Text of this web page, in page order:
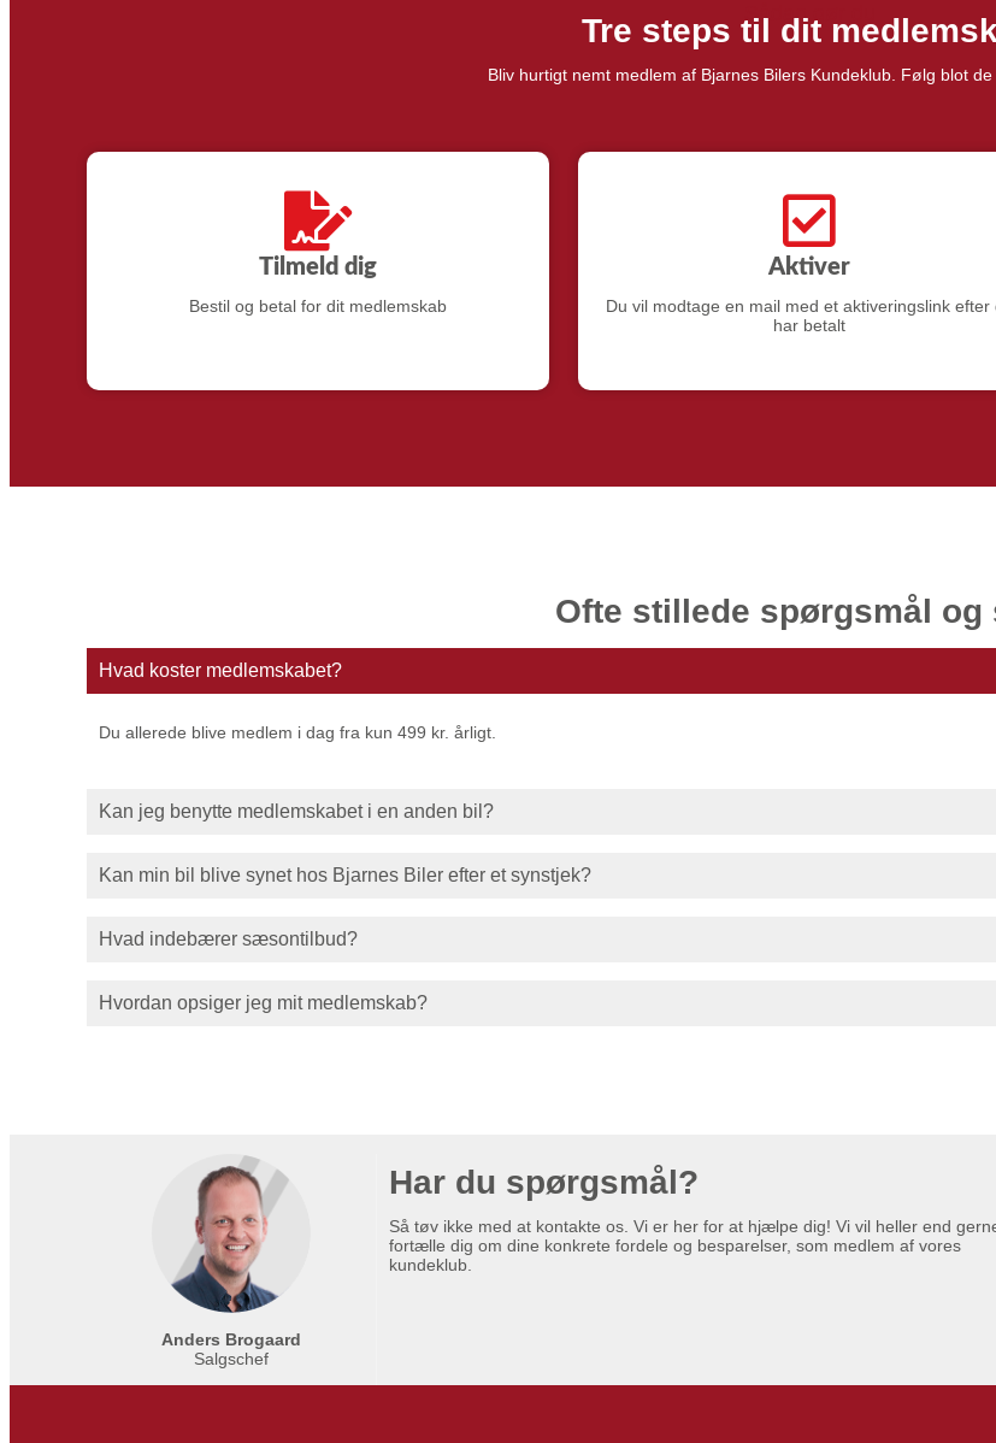
Sådan gør du
Tre steps til dit
Bliv hurtigt nemt medlem af Bjarnes Bilers Kundeklub. Følg blot
Tilmeld dig
Bestil og betal for dit medlemskab
Aktiver
Du vil modtage en mail med et aktiveringslink efter
har betalt
Ofte stillede spørgsmål og
Hvad koster medlemskabet?
Du allerede blive medlem i dag fra kun 499 kr. årligt.
Kan jeg benytte medlemskabet i en anden bil?
Kan min bil blive synet hos Bjarnes Biler efter et synstjek?
Hvad indebærer sæsontilbud?
Hvordan opsiger jeg mit medlemskab?
Anders Brogaard
Salgschef
Har du spørgsmål?
Så tøv ikke med at kontakte os. Vi er her for at hjælpe dig! Vi vil heller end
fortælle dig om dine konkrete fordele og besparelser, som medlem af vores
kundeklub.